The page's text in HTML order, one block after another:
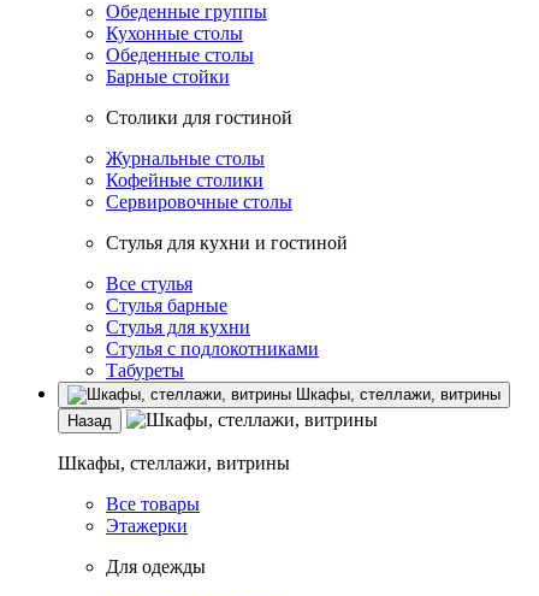
Обеденные группы
Кухонные столы
Обеденные столы
Барные стойки
Столики для гостиной
Журнальные столы
Кофейные столики
Сервировочные столы
Стулья для кухни и гостиной
Все стулья
Стулья барные
Стулья для кухни
Стулья с подлокотниками
Табуреты
Шкафы, стеллажи, витрины
Назад
Шкафы, стеллажи, витрины
Все товары
Этажерки
Для одежды